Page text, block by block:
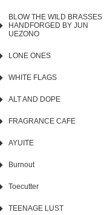
BLOW THE WILD BRASSES
HANDFORGED BY JUN
UEZONO
LONE ONES
WHITE FLAGS
ALT AND DOPE
FRAGRANCE CAFE
AYUITE
Burnout
Toecutter
TEENAGE LUST